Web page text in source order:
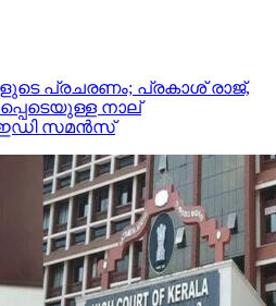
പ്രചരണം; പ്രകാശ് രാജ്,
നാല്
ഇഡി സമന്‍സ്